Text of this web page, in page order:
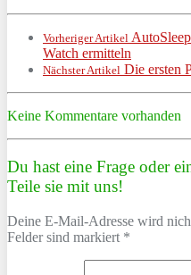
Vorheriger Artikel
Watch ermitteln
Nächster Artikel Die ersten
Keine Kommentare vorhanden
Du hast eine Frage oder
Teile sie mit uns!
Deine E-Mail-Adresse wird
Felder sind markiert *